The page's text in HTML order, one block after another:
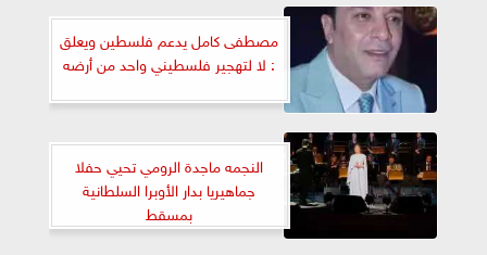
مصطفى كامل يدعم فلسطين ويعلق
: لا لتهجير فلسطيني واحد من أرضه
النجمه ماجدة الرومي تحيي حفلا
جماهيريا بدار الأوبرا السلطانية
بمسقط